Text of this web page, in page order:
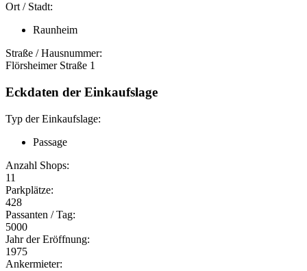
Ort / Stadt:
Raunheim
Straße / Hausnummer:
Flörsheimer Straße 1
Eckdaten der Einkaufslage
Typ der Einkaufslage:
Passage
Anzahl Shops:
11
Parkplätze:
428
Passanten / Tag:
5000
Jahr der Eröffnung:
1975
Ankermieter: